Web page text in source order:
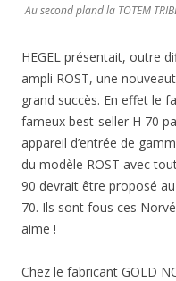
Au second pland la TOTEM
HEGEL présentait, outre
ampli RÖST, une
grand succès. En effet le
fameux best-seller H 70
appareil d’entrée de
du modèle RÖST avec
90 devrait être proposé
70. Ils sont fous ces
aime !
Chez le fabricant GOLD